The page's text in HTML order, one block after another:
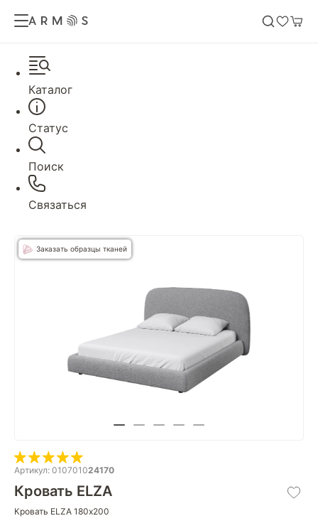
Каталог
Статус
Поиск
Связаться
Заказать образцы тканей
Артикул: 010701024170
Кровать ELZA
Кровать ELZA 180х200